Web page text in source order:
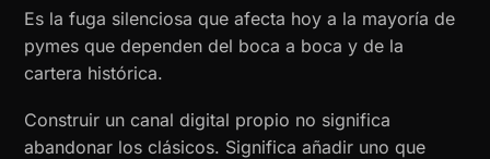
Es la fuga silenciosa que afecta hoy a la mayoría de
pymes que dependen del boca a boca y de la
cartera histórica.
Construir un canal digital propio no significa
abandonar los clásicos. Significa añadir uno que